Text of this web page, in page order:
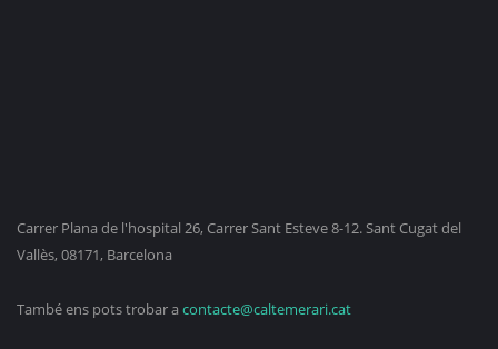
Carrer Plana de l'hospital 26, Carrer Sant Esteve 8-12. Sant Cugat del
Vallès, 08171, Barcelona
També ens pots trobar a contacte@caltemerari.cat